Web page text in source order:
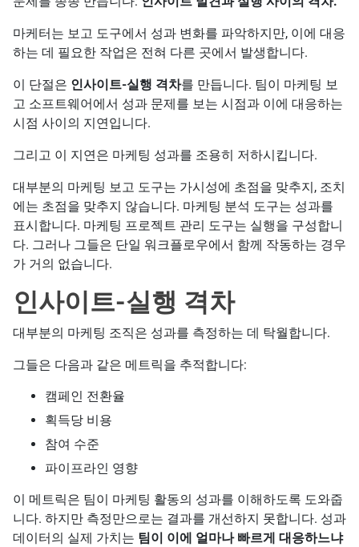
마케터는 보고 도구에서 성과 변화를 파악하지만, 이에 대응
하는 데 필요한 작업은 전혀 다른 곳에서 발생합니다.
이 단절은 인사이트-실행 격차를 만듭니다. 팀이 마케팅 보
고 소프트웨어에서 성과 문제를 보는 시점과 이에 대응하는
시점 사이의 지연입니다.
그리고 이 지연은 마케팅 성과를 조용히 저하시킵니다.
대부분의 마케팅 보고 도구는 가시성에 초점을 맞추지, 조치
에는 초점을 맞추지 않습니다. 마케팅 분석 도구는 성과를
표시합니다. 마케팅 프로젝트 관리 도구는 실행을 구성합니
다. 그러나 그들은 단일 워크플로우에서 함께 작동하는 경우
가 거의 없습니다.
인사이트-실행 격차
대부분의 마케팅 조직은 성과를 측정하는 데 탁월합니다.
그들은 다음과 같은 메트릭을 추적합니다:
캠페인 전환율
획득당 비용
참여 수준
파이프라인 영향
이 메트릭은 팀이 마케팅 활동의 성과를 이해하도록 도와줍
니다. 하지만 측정만으로는 결과를 개선하지 못합니다. 성과
데이터의 실제 가치는 팀이 이에 얼마나 빠르게 대응하느냐